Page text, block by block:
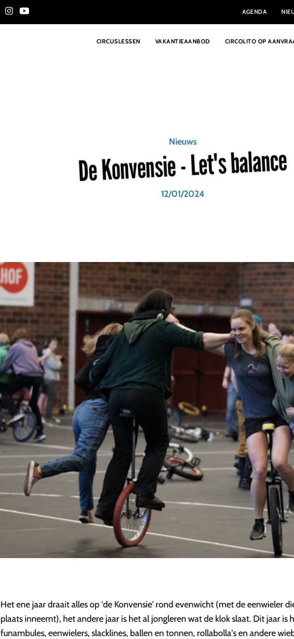
AGENDA
CIRCUSLESSEN VAKANTIEAANBOD CIRCOLITO OP
Nieuws
De Konvensie - Let's balance
12/01/2024
Het ene jaar draait alles op 'de Konvensie' rond evenwicht (met de eenwieler
plaats inneemt), het andere jaar is het al jongleren wat de klok slaat. Dit jaar is
funambules, eenwielers, slacklines, ballen en tonnen, rollabolla's en andere